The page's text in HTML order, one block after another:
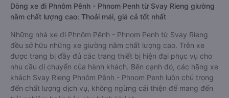
Dòng xe đi Phnôm Pênh - Phnom Penh từ Svay Rieng giường
nằm chất lượng cao: Thoải mái, giá cả tốt nhất
Những nhà xe đi Phnôm Pênh - Phnom Penh từ Svay Rieng
đều sở hữu những xe giường nằm chất lượng cao. Trên xe
được trang bị đầy đủ các trang thiết bị hiện đại phục vụ cho
nhu cầu di chuyển của hành khách. Bên cạnh đó, các hãng xe
khách Svay Rieng Phnôm Pênh - Phnom Penh luôn chú trọng
đến chất lượng dịch vụ, không ngừng cải thiện để mang đến